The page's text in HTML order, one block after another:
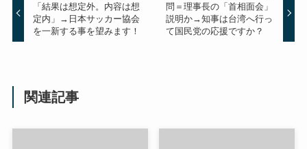
「結果は想定外。内容は想
定内」→日本サッカー協会
を一新する事を望みます！
問＝理事長の「首相面会」
説明か→知事は台湾へ行っ
て国民党の応援ですか？
関連記事